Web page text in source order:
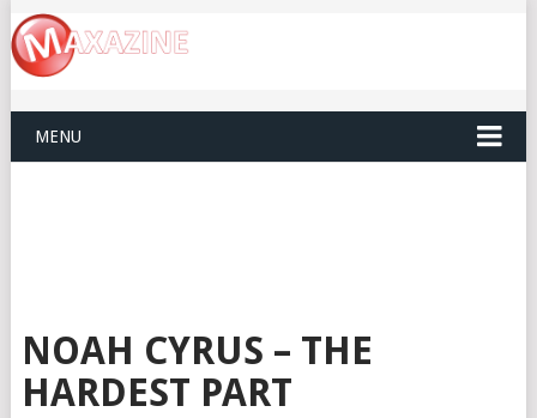
MENU
NOAH CYRUS – THE
HARDEST PART